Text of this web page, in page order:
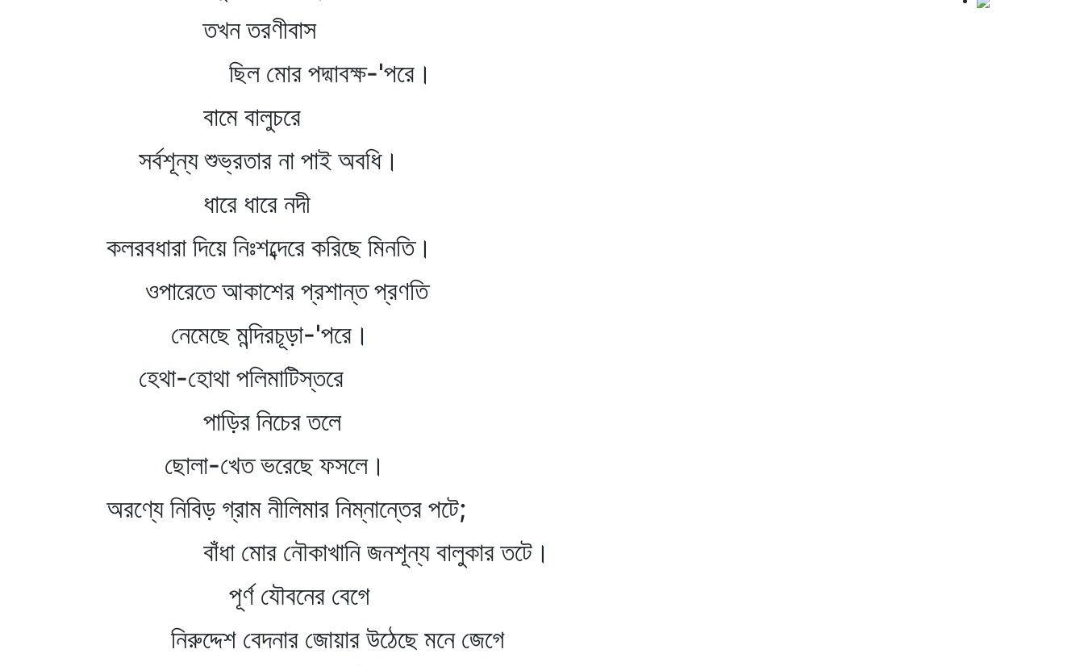
তখন তরণীবাস
ছিল মোর পদ্মাবক্ষ-'পরে।
বামে বালুচরে
সর্বশূন্য শুভ্রতার না পাই অবধি।
ধারে ধারে নদী
কলরবধারা দিয়ে নিঃশব্দেরে করিছে মিনতি।
ওপারেতে আকাশের প্রশান্ত প্রণতি
নেমেছে মন্দিরচূড়া-'পরে।
হেথা-হোথা পলিমাটিস্তরে
পাড়ির নিচের তলে
ছোলা-খেত ভরেছে ফসলে।
অরণ্যে নিবিড় গ্রাম নীলিমার নিম্নান্তের পটে;
বাঁধা মোর নৌকাখানি জনশূন্য বালুকার তটে।
পূর্ণ যৌবনের বেগে
নিরুদ্দেশ বেদনার জোয়ার উঠেছে মনে জেগে